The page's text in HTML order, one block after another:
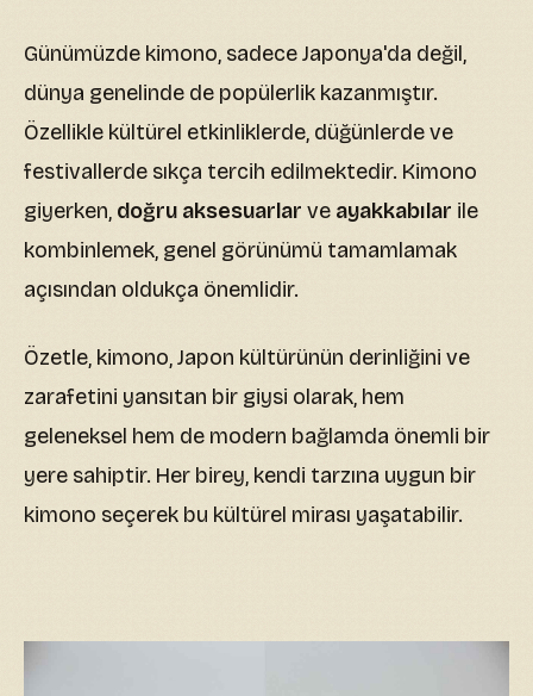
Günümüzde kimono, sadece Japonya'da değil,
dünya genelinde de popülerlik kazanmıştır.
Özellikle kültürel etkinliklerde, düğünlerde ve
festivallerde sıkça tercih edilmektedir. Kimono
giyerken, doğru aksesuarlar ve ayakkabılar ile
kombinlemek, genel görünümü tamamlamak
açısından oldukça önemlidir.
Özetle, kimono, Japon kültürünün derinliğini ve
zarafetini yansıtan bir giysi olarak, hem
geleneksel hem de modern bağlamda önemli bir
yere sahiptir. Her birey, kendi tarzına uygun bir
kimono seçerek bu kültürel mirası yaşatabilir.